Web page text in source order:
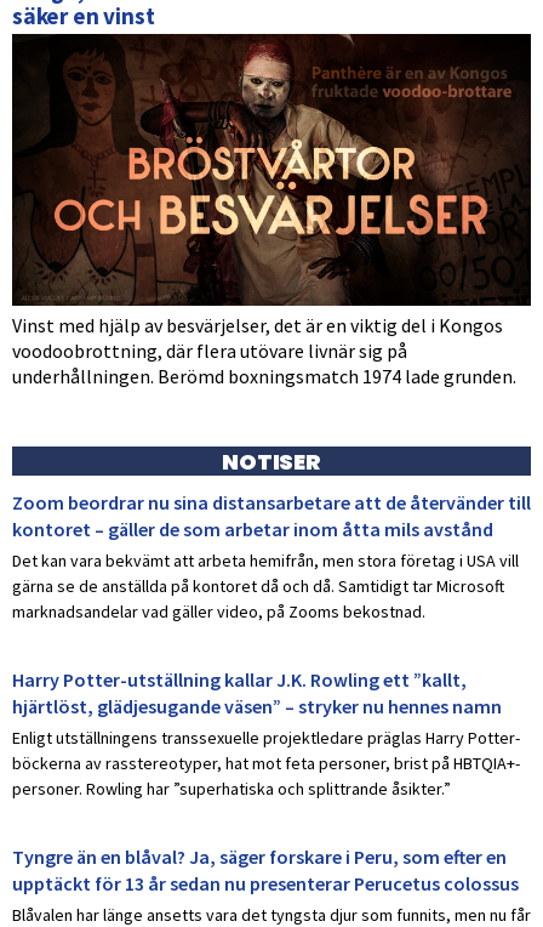
säker en vinst
Vinst med hjälp av besvärjelser, det är en viktig del i Kongos
voodoobrottning, där flera utövare livnär sig på
underhållningen. Berömd boxningsmatch 1974 lade grunden.
NOTISER
Zoom beordrar nu sina distansarbetare att de återvänder till
kontoret – gäller de som arbetar inom åtta mils avstånd
Det kan vara bekvämt att arbeta hemifrån, men stora företag i USA vill
gärna se de anställda på kontoret då och då. Samtidigt tar Microsoft
marknadsandelar vad gäller video, på Zooms bekostnad.
Harry Potter-utställning kallar J.K. Rowling ett ”kallt,
hjärtlöst, glädjesugande väsen” – stryker nu hennes namn
Enligt utställningens transsexuelle projektledare präglas Harry Potter-
böckerna av rasstereotyper, hat mot feta personer, brist på HBTQIA+-
personer. Rowling har ”superhatiska och splittrande åsikter.”
Tyngre än en blåval? Ja, säger forskare i Peru, som efter en
upptäckt för 13 år sedan nu presenterar Perucetus colossus
Blåvalen har länge ansetts vara det tyngsta djur som funnits, men nu får